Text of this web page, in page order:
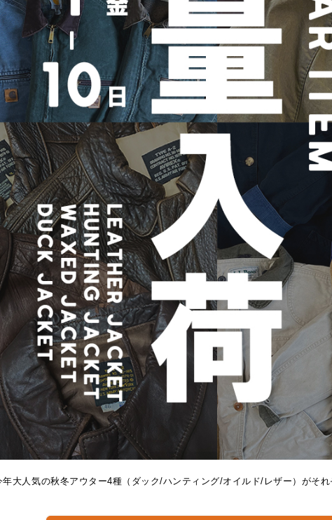
大人気の秋冬アウター4種（ダック/ハンティング/オイルド/レザー）がそ